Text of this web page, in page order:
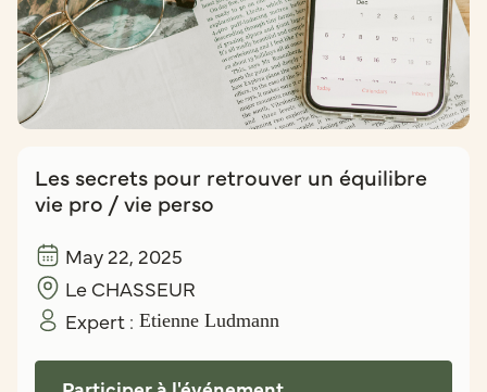
Les secrets pour retrouver un équilibre
vie pro / vie perso
May 22, 2025
Le CHASSEUR
Expert : Etienne Ludmann